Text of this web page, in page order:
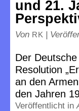
und 21.
Von RK |
Der
Resolution
an den
den Jahren
Veröffentlicht in